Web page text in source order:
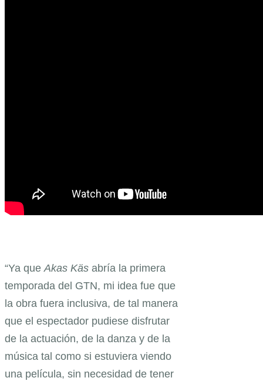
“Ya queAkas Käs abría la primera
temporada del GTN, mi idea fue que
la obra fuera inclusiva, de tal manera
que el espectador pudiese disfrutar
de la actuación, de la danza y de la
música tal como si estuviera viendo
una película, sin necesidad de tener